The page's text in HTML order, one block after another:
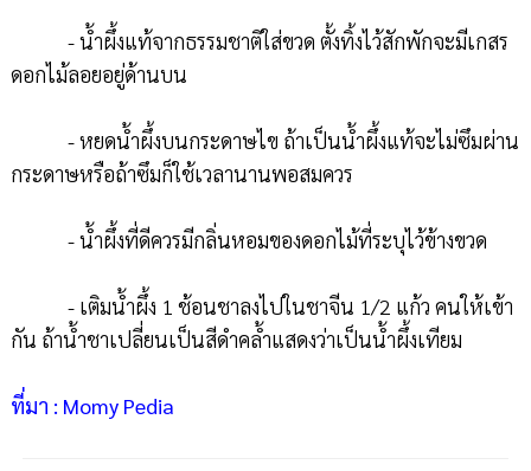
- น้ำผึ้งแท้จากธรรมชาติใส่ขวด ตั้งทิ้งไว้สักพักจะมีเกสร
ดอกไม้ลอยอยู่ด้านบน
- หยดน้ำผึ้งบนกระดาษไข ถ้าเป็นน้ำผึ้งแท้จะไม่ซึมผ่าน
กระดาษหรือถ้าซึมก็ใช้เวลานานพอสมควร
- น้ำผึ้งที่ดีควรมีกลิ่นหอมของดอกไม้ที่ระบุไว้ข้างขวด
- เติมน้ำผึ้ง 1 ช้อนชาลงไปในชาจีน 1/2 แก้ว คนให้เข้า
กัน ถ้าน้ำชาเปลี่ยนเป็นสีดำคล้ำแสดงว่าเป็นน้ำผึ้งเทียม
ที่มา : Momy Pedia